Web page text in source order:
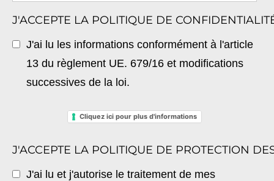
J'ACCEPTE LA POLITIQUE DE
J'ai lu les informations conformément à l'article
13 du règlement UE. 679/16 et modifications
successives de la loi.
Cliquez ici pour plus d'informations
J'ACCEPTE LA POLITIQUE DE PROTECTION
J'ai lu et j'autorise le traitement de mes